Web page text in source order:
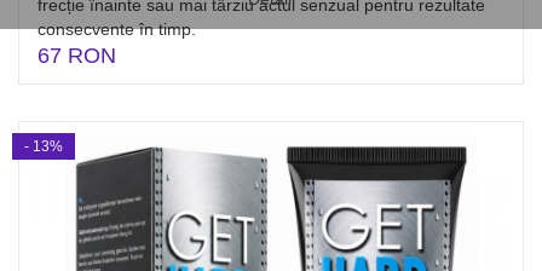
frecție înainte sau mai târziu actul senzual pentru rezultate
consecvente în timp.
67 RON
- 13%